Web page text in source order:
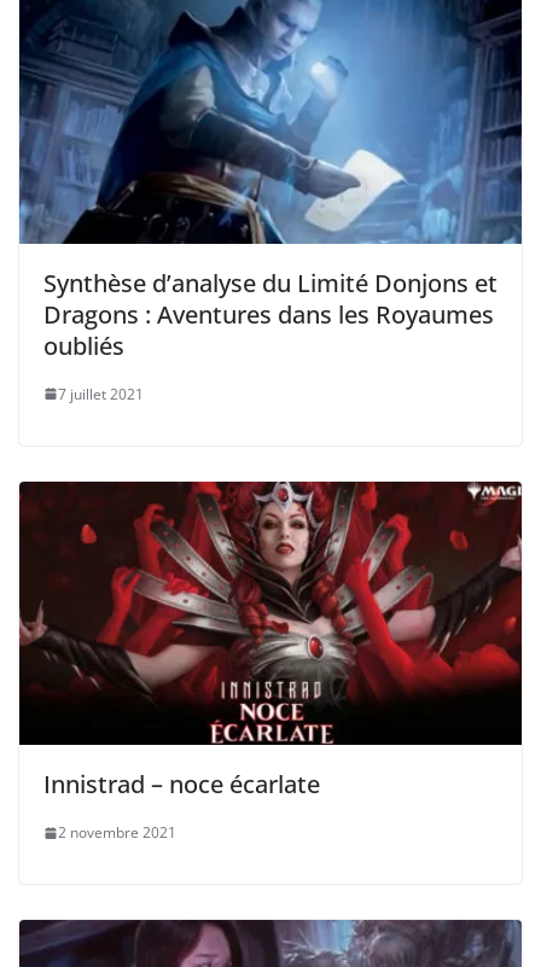
Synthèse d’analyse du Limité Donjons et
Dragons : Aventures dans les Royaumes
oubliés
7 juillet 2021
Innistrad – noce écarlate
2 novembre 2021